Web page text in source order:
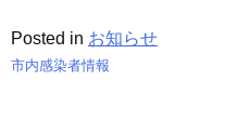
Posted in お知らせ
市内感染者情報